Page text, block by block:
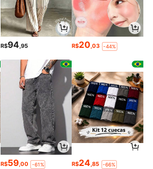
R$94,95 R$20,03 -44%
R$59,00 -61% R$24,85 -66%